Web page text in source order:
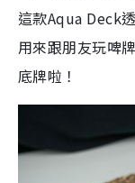
這款Aqua Deck
用來跟朋友玩啤
底牌啦！